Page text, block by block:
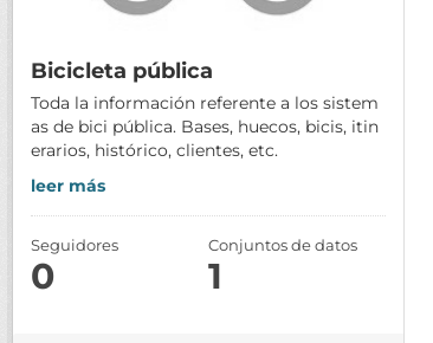
Bicicleta pública
Toda la información referente a los sistem
as de bici pública. Bases, huecos, bicis, itin
erarios, histórico, clientes, etc.
leer más
Seguidores
0
Conjuntos de datos
1